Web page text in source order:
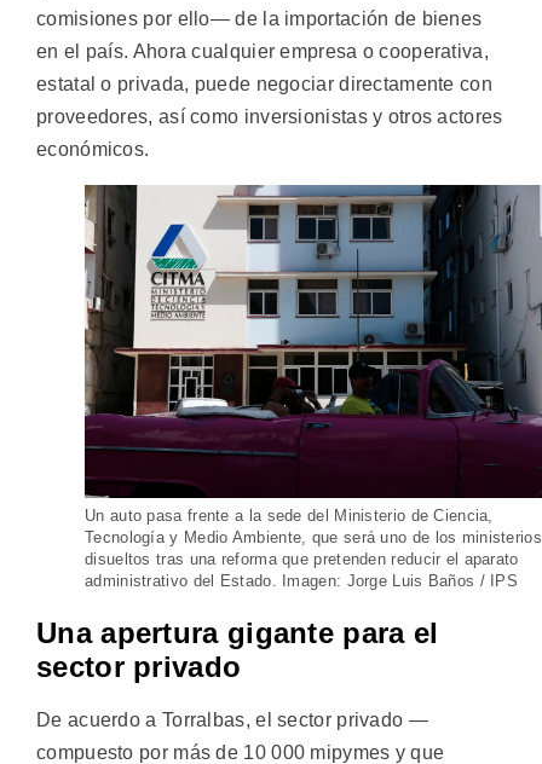
comisiones por ello— de la importación de bienes
en el país. Ahora cualquier empresa o cooperativa,
estatal o privada, puede negociar directamente con
proveedores, así como inversionistas y otros actores
económicos.
Un auto pasa frente a la sede del Ministerio de Ciencia,
Tecnología y Medio Ambiente, que será uno de los ministerios
disueltos tras una reforma que pretenden reducir el aparato
administrativo del Estado. Imagen: Jorge Luis Baños / IPS
Una apertura gigante para el
sector privado
De acuerdo a Torralbas, el sector privado —
compuesto por más de 10 000 mipymes y que